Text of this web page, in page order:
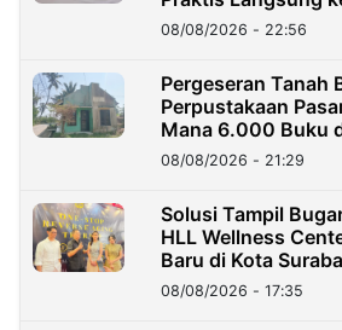
08/08/2026 - 22:56
Pergeseran Tanah
Perpustakaan
Mana 6.000 Buku
Kini?
08/08/2026 - 21:29
Solusi Tampil
HLL Wellness
Baru di Kota
08/08/2026 - 17:35